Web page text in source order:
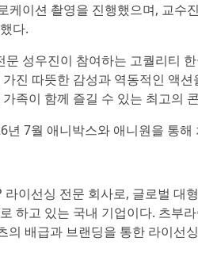
케이션 촬영을 진행했으며, 교수
다.
문 성우진이 참여하는 고퀄리티
진 따뜻한 감성과 역동적인 액
족이 함께 즐길 수 있는 최고의
년 7월 애니박스와 애니원을 통
이선싱 전문 회사로, 글로벌 대
하고 있는 국내 기업이다. 츠부
의 배급과 브랜딩을 통한 라이선